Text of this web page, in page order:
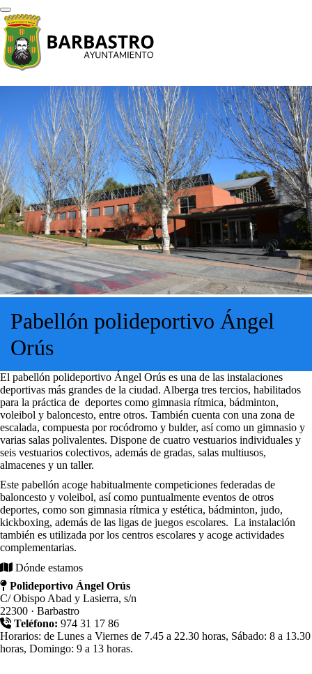
Pabellón polideportivo Ángel
Orús
El pabellón polideportivo Ángel Orús es una de las instalaciones
deportivas más grandes de la ciudad. Alberga tres tercios, habilitados
para la práctica de deportes como gimnasia rítmica, bádminton,
voleibol y baloncesto, entre otros. También cuenta con una zona de
escalada, compuesta por rocódromo y bulder, así como un gimnasio y
varias salas polivalentes. Dispone de cuatro vestuarios individuales y
seis vestuarios colectivos, además de gradas, salas multiusos,
almacenes y un taller.
Este pabellón acoge habitualmente competiciones federadas de
baloncesto y voleibol, así como puntualmente eventos de otros
deportes, como son gimnasia rítmica y estética, bádminton, judo,
kickboxing, además de las ligas de juegos escolares. La instalación
también es utilizada por los centros escolares y acoge actividades
complementarias.
Dónde estamos
Polideportivo Ángel Orús
C/ Obispo Abad y Lasierra, s/n
22300 · Barbastro
Teléfono: 974 31 17 86
Horarios: de Lunes a Viernes de 7.45 a 22.30 horas, Sábado: 8 a 13.30
horas, Domingo: 9 a 13 horas.